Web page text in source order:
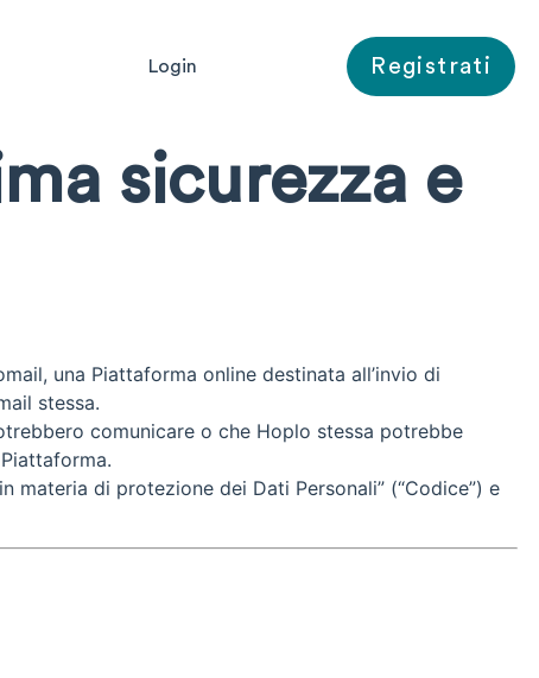
Login Registrati
sicurezza e
una Piattaforma online destinata all’invio di
stessa.
comunicare o che Hoplo stessa potrebbe
materia di protezione dei Dati Personali” (“Codice”) e